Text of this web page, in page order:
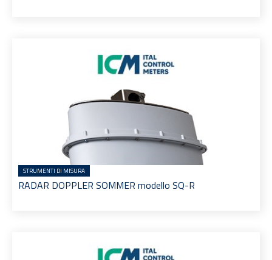
STRUMENTI DI MISURA
RADAR DOPPLER SOMMER modello SQ-R